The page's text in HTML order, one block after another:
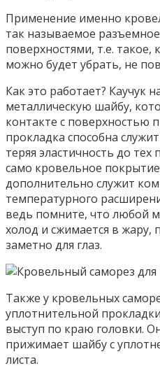
Применение именно
так называемое
поверхностями, т.е.
можно будет убрать, не
Как это работает? Каучук
металлическую шайбу,
контакте с поверхностью
прокладка способна
теряя эластичность до тех
само кровельное
дополнительно служит
температурного
ведь помните, что любой
холод и сжимается в жару,
заметно для глаз.
Также у кровельных
уплотнительной
выступ по краю головки.
прижимает шайбу с
листа.